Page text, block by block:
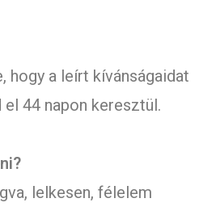
hogy a leírt kívánságaidat
el 44 napon keresztül.
lelkesen, félelem